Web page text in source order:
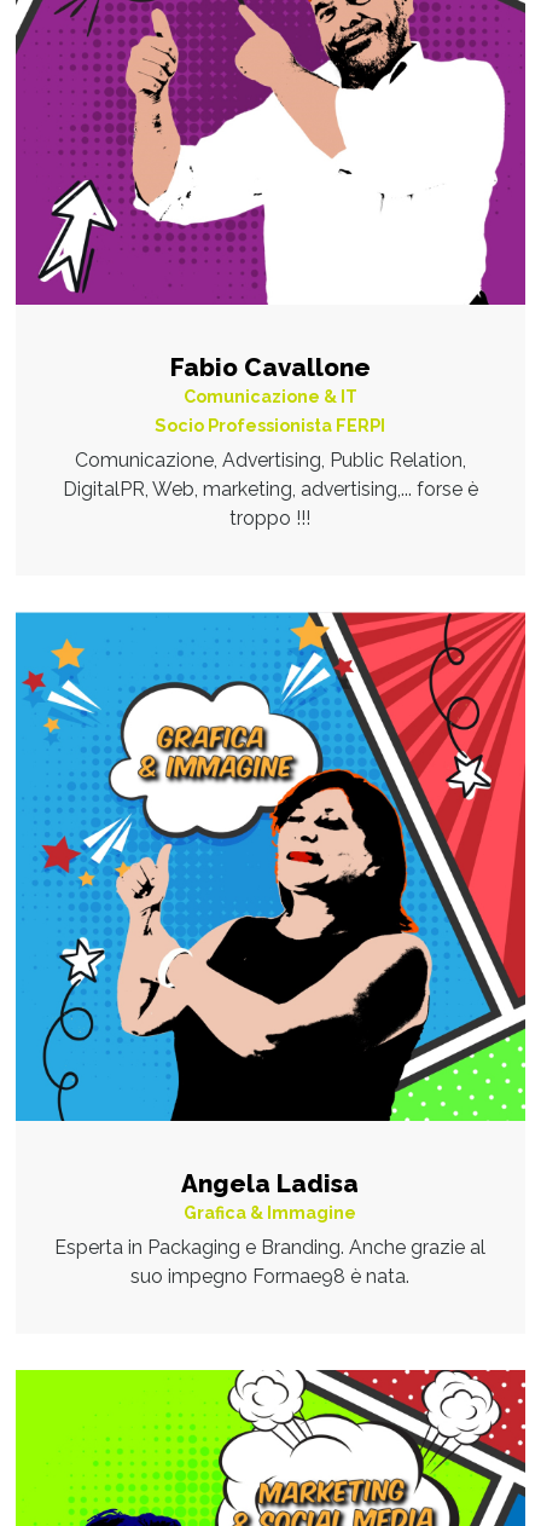
Fabio Cavallone
Comunicazione & IT
Socio Professionista FERPI
Comunicazione, Advertising, Public Relation,
DigitalPR, Web, marketing, advertising,... forse è
troppo !!!
Angela Ladisa
Grafica & Immagine
Esperta in Packaging e Branding. Anche grazie al
suo impegno Formae98 è nata.